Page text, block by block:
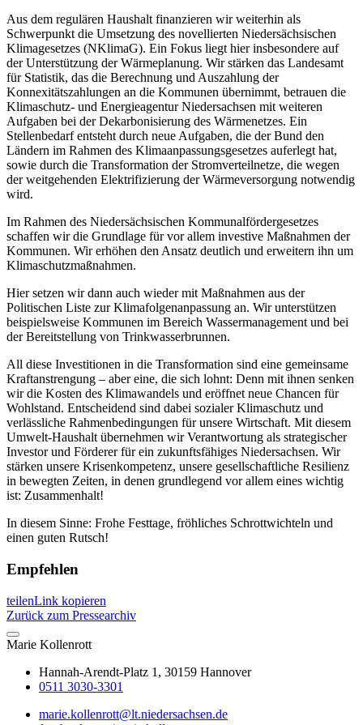
Aus dem regulären Haushalt finanzieren wir weiterhin als
Schwerpunkt die Umsetzung des novellierten Niedersächsischen
Klimagesetzes (NKlimaG). Ein Fokus liegt hier insbesondere auf
der Unterstützung der Wärmeplanung. Wir stärken das Landesamt
für Statistik, das die Berechnung und Auszahlung der
Konnexitätszahlungen an die Kommunen übernimmt, betrauen die
Klimaschutz- und Energieagentur Niedersachsen mit weiteren
Aufgaben bei der Dekarbonisierung des Wärmenetzes. Ein
Stellenbedarf entsteht durch neue Aufgaben, die der Bund den
Ländern im Rahmen des Klimaanpassungsgesetzes auferlegt hat,
sowie durch die Transformation der Stromverteilnetze, die wegen
der weitgehenden Elektrifizierung der Wärmeversorgung notwendig
wird.
Im Rahmen des Niedersächsischen Kommunalfördergesetzes
schaffen wir die Grundlage für vor allem investive Maßnahmen der
Kommunen. Wir erhöhen den Ansatz deutlich und erweitern ihn um
Klimaschutzmaßnahmen.
Hier setzen wir dann auch wieder mit Maßnahmen aus der
Politischen Liste zur Klimafolgenanpassung an. Wir unterstützen
beispielsweise Kommunen im Bereich Wassermanagement und bei
der Bereitstellung von Trinkwasserbrunnen.
All diese Investitionen in die Transformation sind eine gemeinsame
Kraftanstrengung – aber eine, die sich lohnt: Denn mit ihnen senken
wir die Kosten des Klimawandels und eröffnet neue Chancen für
Wohlstand. Entscheidend sind dabei sozialer Klimaschutz und
verlässliche Rahmenbedingungen für unsere Wirtschaft. Mit diesem
Umwelt-Haushalt übernehmen wir Verantwortung als strategischer
Investor und Förderer für ein zukunftsfähiges Niedersachsen. Wir
stärken unsere Krisenkompetenz, unsere gesellschaftliche Resilienz
in bewegten Zeiten, in denen grundlegend vor allem eines wichtig
ist: Zusammenhalt!
In diesem Sinne: Frohe Festtage, fröhliches Schrottwichteln und
einen guten Rutsch!
Empfehlen
teilenLink kopieren
Zurück zum Pressearchiv
Marie Kollenrott
Hannah-Arendt-Platz 1, 30159 Hannover
0511 3030-3301
marie.kollenrott@lt.niedersachsen.de